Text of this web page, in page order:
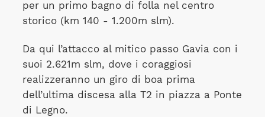
per un primo bagno di folla nel centro
storico (km 140 - 1.200m slm).
Da qui l’attacco al mitico passo Gavia con i
suoi 2.621m slm, dove i coraggiosi
realizzeranno un giro di boa prima
dell’ultima discesa alla T2 in piazza a Ponte
di Legno.